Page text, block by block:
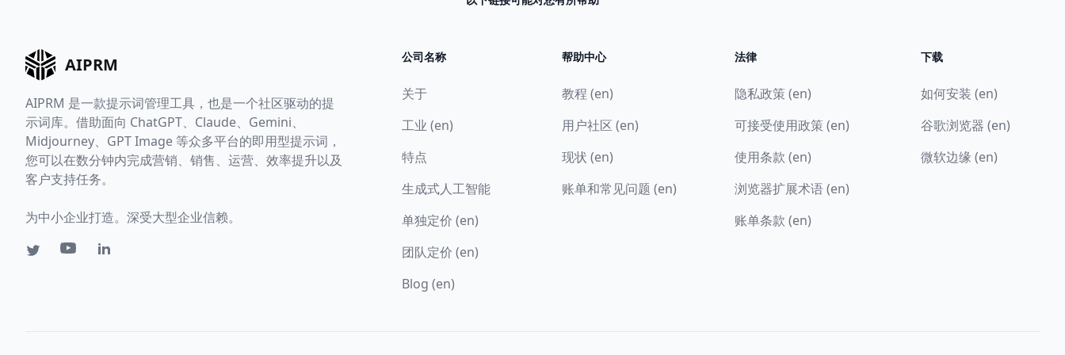
AIPRM
AIPRM 是一款提示词管理工具，也是一个社区驱动的提
示词库。借助面向 ChatGPT、Claude、Gemini、
Midjourney、GPT Image 等众多平台的即用型提示词，
您可以在数分钟内完成营销、销售、运营、效率提升以及
客户支持任务。
为中小企业打造。深受大型企业信赖。
公司名称
关于
工业 (en)
特点
生成式人工智能
单独定价 (en)
团队定价 (en)
Blog (en)
帮助中心
教程 (en)
用户社区 (en)
现状 (en)
账单和常见问题 (en)
法律
隐私政策 (en)
可接受使用政策 (en)
使用条款 (en)
浏览器扩展术语 (en)
账单条款 (en)
下载
如何安装 (en)
谷歌浏览器 (en)
微软边缘 (en)